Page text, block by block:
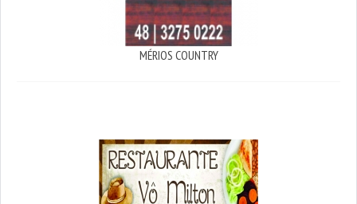
MÉRIOS COUNTRY